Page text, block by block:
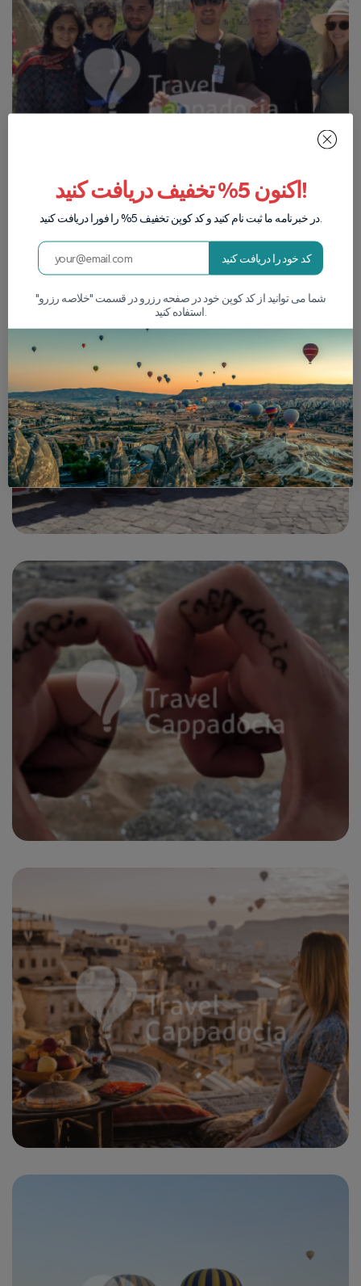
اکنون 5% تخفیف دریافت کنید!
در خبرنامه ما ثبت نام کنید و کد کوپن تخفیف 5% را فورا دریافت کنید.
کد خود را دریافت کنید
شما می توانید از کد کوپن خود در صفحه رزرو در قسمت "خلاصه رزرو"
استفاده کنید.